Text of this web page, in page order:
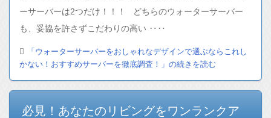
ーサーバーは2つだけ！！！ どちらのウォーターサーバー
も、妥協を許さずこだわりの高い ‥‥
「ウォーターサーバーをおしゃれなデザインで選ぶならこれし
かない！おすすめサーバーを徹底調査！」の続きを読む
必見！あなたのリビングをワンランクア